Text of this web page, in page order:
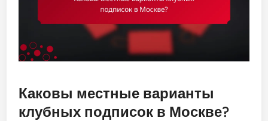
Каковы местные варианты
клубных подписок в Москве?